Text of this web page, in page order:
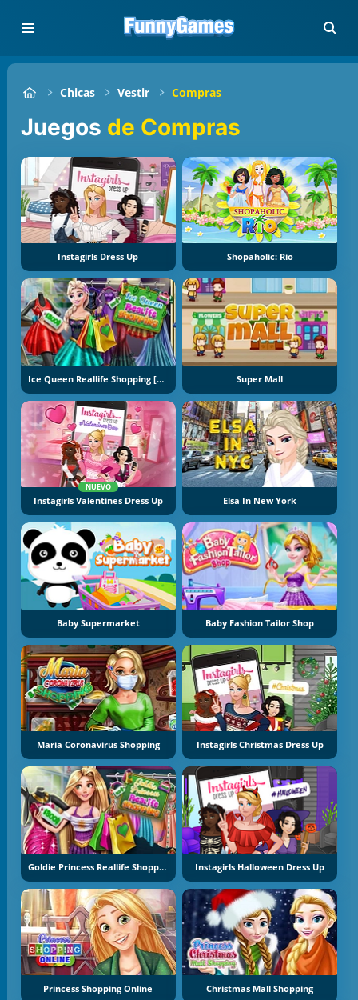
Chicas Vestir Compras
Juegos de Compras
Instagirls Dress Up Shopaholic: Rio
Ice Queen Reallife Shopping [Reina Helada Compras En Vida Real] Super Mall
NUEVO
Instagirls Valentines Dress Up Elsa In New York
Baby Supermarket Baby Fashion Tailor Shop
Maria Coronavirus Shopping Instagirls Christmas Dress Up
Goldie Princess Reallife Shopping Instagirls Halloween Dress Up
Princess Shopping Online Christmas Mall Shopping